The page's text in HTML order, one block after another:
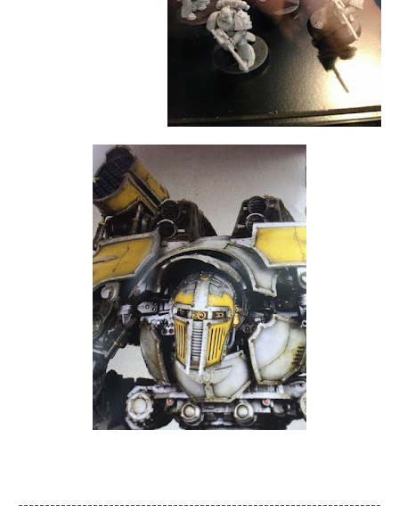
--------------------------------------------------------------------